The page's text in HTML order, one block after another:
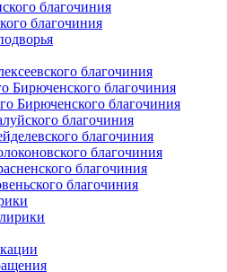
благочиния
благочиния
благочиния
Бирюченского благочиния
Бирюченского благочиния
благочиния
благочиния
благочиния
благочиния
благочиния